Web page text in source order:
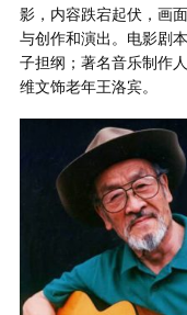
影，内容跌宕起伏，画
与创作和演出。电影剧
子担纲；著名音乐制作
维文饰老年王洛宾。